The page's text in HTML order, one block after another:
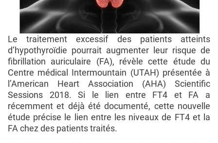
Le traitement excessif des patients atteints
d’hypothyroïdie pourrait augmenter leur risque de
fibrillation auriculaire (FA), révèle cette étude du
Centre médical Intermountain (UTAH) présentée à
l’American Heart Association (AHA) Scientific
Sessions 2018. Si le lien entre FT4 et FA a
récemment et déjà été documenté, cette nouvelle
étude précise le lien entre les niveaux de FT4 et la
FA chez des patients traités.